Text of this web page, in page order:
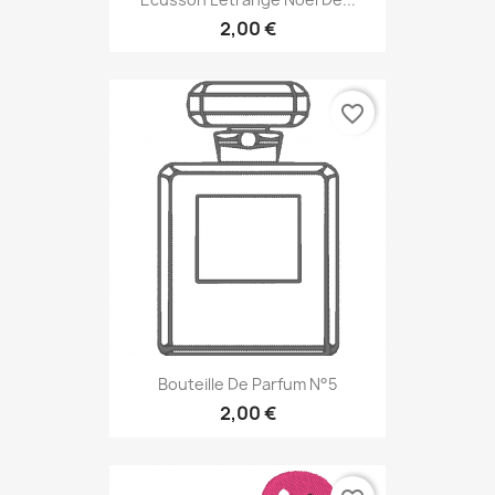
2,00 €
Bouteille De Parfum N°5
2,00 €
favorite_border